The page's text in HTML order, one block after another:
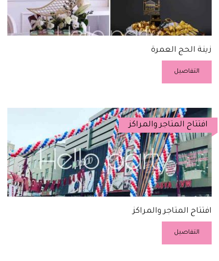
زينة الحج العمرة
التفاصيل
افتتاح المتاجر والمراكز
افتتاح المتاجر والمراكز
التفاصيل